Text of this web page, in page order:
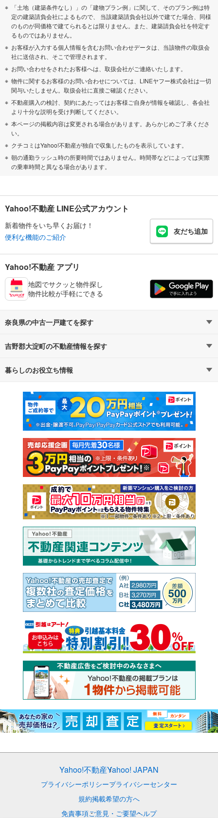
「土地（建築条件なし）」の「建物プラン例」に関して、そのプラン例は特
定の建築請負会社によるもので、 当該建築請負会社以外で建てた場合、同様
のものが同価格で建てられるとは限りません。また、建築請負会社を特定す
るものではありません。
お客様が入力する個人情報を含むお問い合わせデータは、当該物件の取扱会
社に送信され、そこで管理されます。
お問い合わせをされたお客様へは、取扱会社がご連絡いたします。
物件に関するお客様のお問い合わせについては、LINEヤフー株式会社は一切
関与いたしません。取扱会社に直接ご確認ください。
不動産購入の検討、契約にあたってはお客様ご自身が情報を確認し、各会社
より十分な説明を受け判断してください。
本ページの掲載内容は変更される場合があります。あらかじめご了承くださ
い。
クチコミはYahoo!不動産が独自で収集したものを表示しています。
朝の通勤ラッシュ時の所要時間ではありません。時間帯などによっては実際
の乗車時間と異なる場合があります。
Yahoo!不動産 LINE公式アカウント
新着物件をいち早くお届け！
便利な機能のご紹介
友だち追加
Yahoo!不動産 アプリ
地図でサクッと物件探し
物件比較が手軽にできる
奈良県の中古一戸建てを探す
路線・駅から探す
通勤・通学時間から探す
吉野郡大淀町の不動産情報を探す
不動産・住宅
新築マンション 中古マンション
新築一戸建て 中古一戸建て
注文住宅 土地
売却査定
暮らしのお役立ち情報
マンションカタログ 教えて！住まいの先生
Yahoo!不動産Yahoo! JAPAN
プライバシーポリシープライバシーセンター
規約掲載希望の方へ
免責事項ご意見・ご要望ヘルプ